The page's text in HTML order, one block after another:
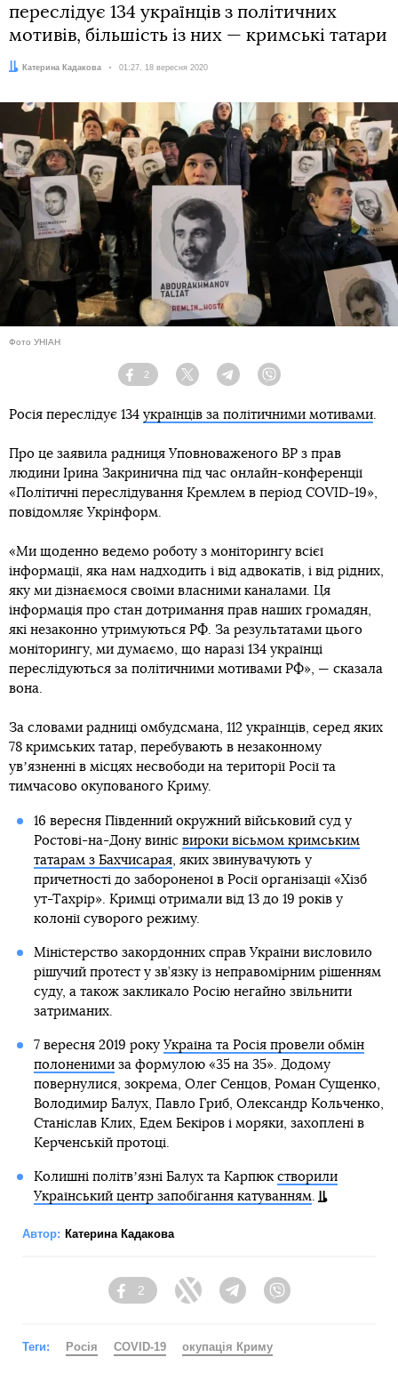
переслідує 134 українців з політичних
мотивів, більшість із них — кримські татари
Автор:Катерина Кадакова Дата:
01:27, 18 вересня 2020
Фото УНІАН
Facebook
2
Twitter TelegramViber
Росія переслідує 134 українців за політичними мотивами.
Про це заявила радниця Уповноваженого ВР з прав
людини Ірина Закринична під час онлайн-конференції
«Політичні переслідування Кремлем в період COVID-19»,
повідомляє Укрінформ.
«Ми щоденно ведемо роботу з моніторингу всієї
інформації, яка нам надходить і від адвокатів, і від рідних,
яку ми дізнаємося своїми власними каналами. Ця
інформація про стан дотримання прав наших громадян,
які незаконно утримуються РФ. За результатами цього
моніторингу, ми думаємо, що наразі 134 українці
переслідуються за політичними мотивами РФ», — сказала
вона.
За словами радниці омбудсмана, 112 українців, серед яких
78 кримських татар, перебувають в незаконному
увʼязненні в місцях несвободи на території Росії та
тимчасово окупованого Криму.
16 вересня Південний окружний військовий суд у
Ростові-на-Дону виніс вироки вісьмом кримським
татарам з Бахчисарая, яких звинувачують у
причетності до забороненої в Росії організації «Хізб
ут-Тахрір». Кримці отримали від 13 до 19 років у
колонії суворого режиму.
Міністерство закордонних справ України висловило
рішучий протест у зв’язку із неправомірним рішенням
суду, а також закликало Росію негайно звільнити
затриманих.
7 вересня 2019 року Україна та Росія провели обмін
полоненимиза формулою «35 на 35». Додому
повернулися, зокрема, Олег Сенцов, Роман Сущенко,
Володимир Балух, Павло Гриб, Олександр Кольченко,
Станіслав Клих, Едем Бекіров і моряки, захоплені в
Керченській протоці.
Колишні політвʼязні Балух та Карпюк створили
Український центр запобігання катуванням.
Автор: Катерина Кадакова
Facebook
2
Twitter Telegram
Теги: Росія COVID-19 окупація Криму